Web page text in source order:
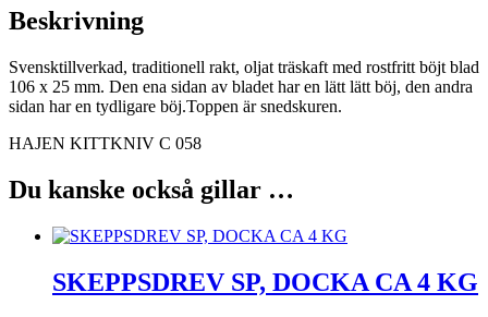
Beskrivning
Svensktillverkad, traditionell rakt, oljat träskaft med rostfritt böjt blad
106 x 25 mm. Den ena sidan av bladet har en lätt lätt böj, den andra
sidan har en tydligare böj.Toppen är snedskuren.
HAJEN KITTKNIV C 058
Du kanske också gillar …
SKEPPSDREV SP, DOCKA CA 4 KG